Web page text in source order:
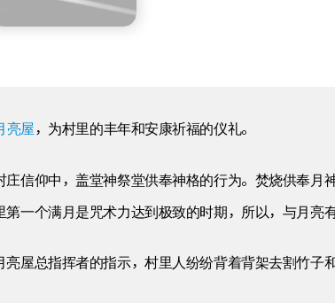
亮屋，为村里的丰年和安康祈福的仪礼。
信仰中，盖堂神祭堂供奉神格的行为。焚烧供奉月
一个满月是咒术力达到极致的时期，所以，与月亮
屋总指挥者的指示，村里人纷纷背着背架去割竹子